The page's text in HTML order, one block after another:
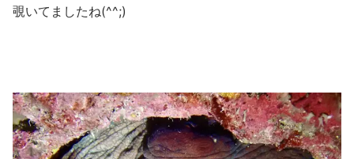
覗いてましたね(^^;)